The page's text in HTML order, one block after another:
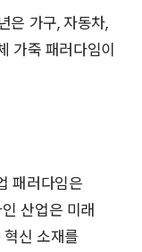
은 가구, 자동차,
가죽 패러다임이
패러다임은
산업은 미래
신 소재를